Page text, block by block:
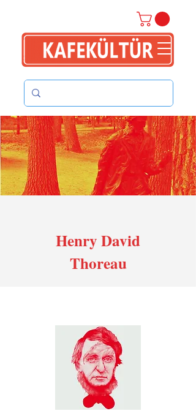
Henry David
Thoreau